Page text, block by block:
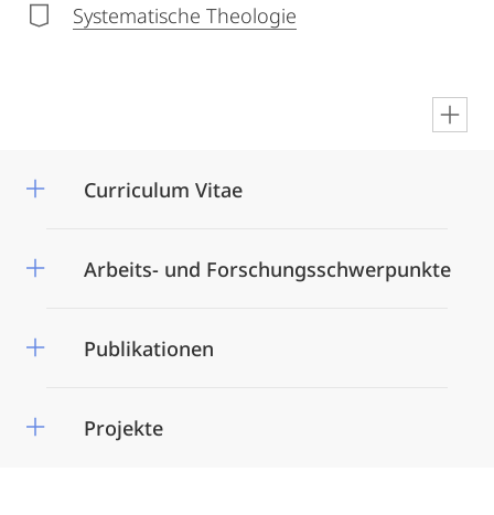
Systematische Theologie
Curriculum Vitae
Arbeits- und Forschungsschwerpunkte
Publikationen
Projekte